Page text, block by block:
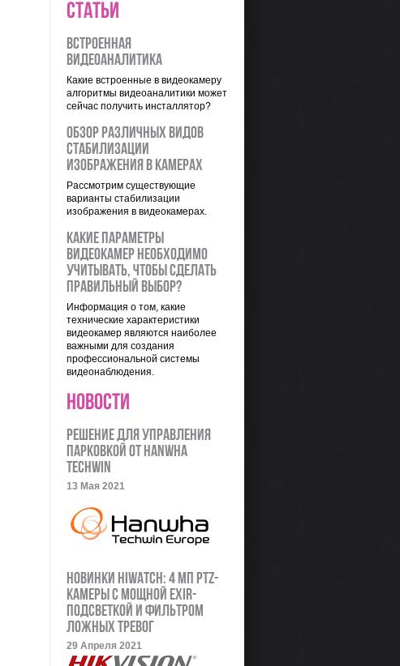
СТАТЬИ
Встроенная
видеоаналитика
Какие встроенные в видеокамеру
алгоритмы видеоаналитики может
сейчас получить инсталлятор?
Обзор различных видов
стабилизации
изображения в камерах
Рассмотрим существующие
варианты стабилизации
изображения в видеокамерах.
Какие параметры
видеокамер необходимо
учитывать, чтобы сделать
правильный выбор?
Информация о том, какие
технические характеристики
видеокамер являются наиболее
важными для создания
профессиональной системы
видеонаблюдения.
НОВОСТИ
Решение для управления
парковкой от HANWHA
TECHWIN
13 Мая 2021
Новинки HiWatch: 4 Мп PTZ-
камеры с мощной EXIR-
подсветкой и фильтром
ложных тревог
29 Апреля 2021